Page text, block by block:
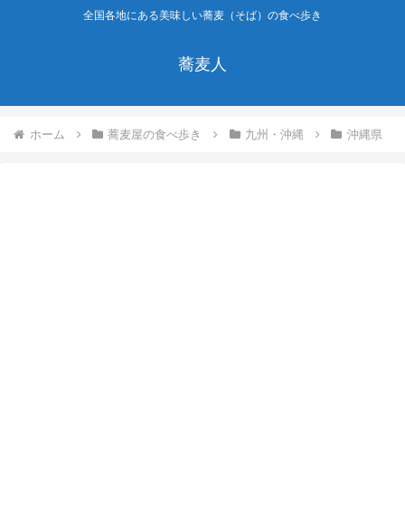
全国各地にある美味しい蕎麦（そば）の食べ歩き
蕎麦人
ホーム 蕎麦屋の食べ歩き 九州・沖縄 沖縄県